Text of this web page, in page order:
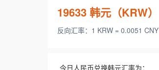
19633韩元（KRW）
反向汇率：1 KRW = 0.0051 CNY
今日人民币兑换韩元汇率为：